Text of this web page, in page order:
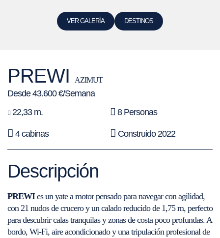
VER GALERÍA DESTINOS
PREWI AZIMUT
Desde 43.600 €/Semana
22,33 m.
8 Personas
4 cabinas Construido 2022
Descripción
PREWIes un yate a motor pensado para navegar con agilidad,
con 21 nudos de crucero y un calado reducido de 1,75 m, perfecto
para descubrir calas tranquilas y zonas de costa poco profundas. A
bordo, Wi-Fi, aire acondicionado y una tripulación profesional de